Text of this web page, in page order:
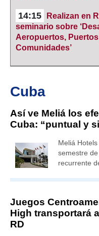
14:15
Realizan en
seminario sobre
Aeropuertos,
Comunidades’
Cuba
Así ve Meliá los
Cuba: “puntual y
Meliá
semestre
recurrente
Juegos
High transportará
RD